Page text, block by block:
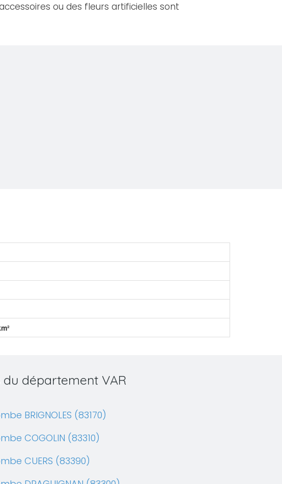
ou des fleurs artificielles sont
du département VAR
BRIGNOLES (83170)
COGOLIN (83310)
CUERS (83390)